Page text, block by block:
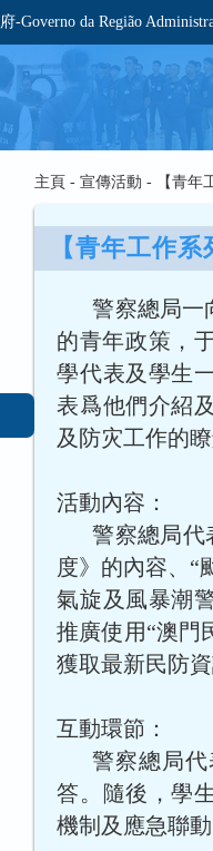
-Governo da Região
主頁 - 宣傳活動 - 【青年
【青年工作
警察總局一
的青年政策，
學代表及學生
表爲他們介紹
及防灾工作的瞭
活動內容：
警察總局代
度》的內容、“
氣旋及風暴潮
推廣使用“澳門
獲取最新民防資
互動環節：
警察總局
答。隨後，學
機制及應急聯動